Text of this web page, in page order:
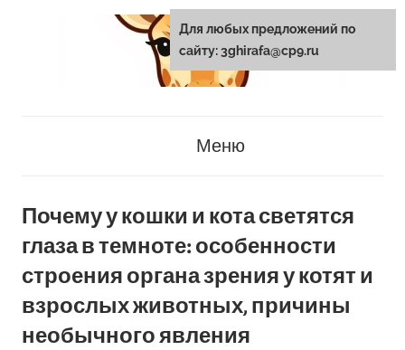
Меню
Почему у кошки и кота светятся
глаза в темноте: особенности
строения органа зрения у котят и
взрослых животных, причины
необычного явления
Для любых предложений по
сайту: 3ghirafa@cp9.ru